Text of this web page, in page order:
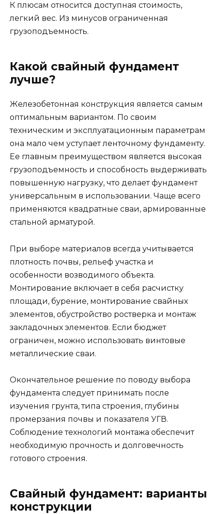
К плюсам относится доступная стоимость,
легкий вес. Из минусов ограниченная
грузоподъемность.
Какой свайный фундамент
лучше?
Железобетонная конструкция является самым
оптимальным вариантом. По своим
техническим и эксплуатационным параметрам
она мало чем уступает ленточному фундаменту.
Ее главным преимуществом является высокая
грузоподъемность и способность выдерживать
повышенную нагрузку, что делает фундамент
универсальным в использовании. Чаще всего
применяются квадратные сваи, армированные
стальной арматурой.
При выборе материалов всегда учитывается
плотность почвы, рельеф участка и
особенности возводимого объекта.
Монтирование включает в себя расчистку
площади, бурение, монтирование свайных
элементов, обустройство ростверка и монтаж
закладочных элементов. Если бюджет
ограничен, можно использовать винтовые
металлические сваи.
Окончательное решение по поводу выбора
фундамента следует принимать после
изучения грунта, типа строения, глубины
промерзания почвы и показателя УГВ.
Соблюдение технологий монтажа обеспечит
необходимую прочность и долговечность
готового строения.
Свайный фундамент: варианты
конструкции